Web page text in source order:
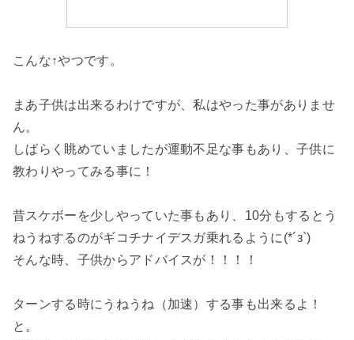
こんな↑やつです。
まあ子供は出来るわけですが、私はやった事がありませ
ん。
しばらく眺めていましたが運動不足な事もあり、子供に
教わりやってみる事に！
昔スケボーを少しやっていた事もあり、10分もするとう
ねうねするのがギコチナイデスガ乗れるように(*´з`)
そんな時、子供からアドバイスが！！！！
ターンする時にうねうね（加速）する事も出来るよ！
と。